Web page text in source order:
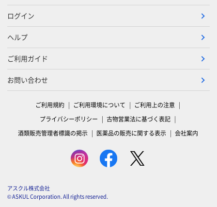
ログイン
ヘルプ
ご利用ガイド
お問い合わせ
ご利用規約 ご利用環境について
ご利用上の注意
プライバシーポリシー
古物営業法に基づく表記
酒類販売管理者標識の掲示
医薬品の販売に関する表示 会社案内
アスクル株式会社
© ASKUL Corporation. All rights reserved.